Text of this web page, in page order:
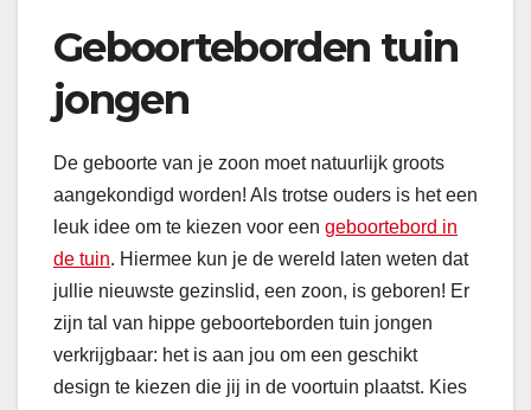
Geboorteborden tuin
jongen
De geboorte van je zoon moet natuurlijk groots
aangekondigd worden! Als trotse ouders is het een
leuk idee om te kiezen voor een geboortebord in
de tuin. Hiermee kun je de wereld laten weten dat
jullie nieuwste gezinslid, een zoon, is geboren! Er
zijn tal van hippe geboorteborden tuin jongen
verkrijgbaar: het is aan jou om een geschikt
design te kiezen die jij in de voortuin plaatst. Kies